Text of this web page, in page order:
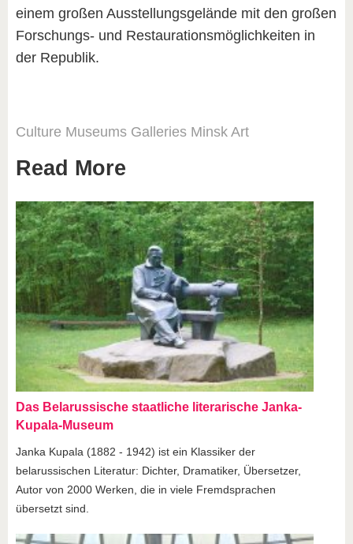
einem großen Ausstellungsgelände mit den großen
Forschungs- und Restaurationsmöglichkeiten in
der Republik.
Culture Museums Galleries Minsk Art
Read More
Das Belarussische staatliche literarische Janka-
Kupala-Museum
Janka Kupala (1882 - 1942) ist ein Klassiker der
belarussischen Literatur: Dichter, Dramatiker, Übersetzer,
Autor von 2000 Werken, die in viele Fremdsprachen
übersetzt sind.